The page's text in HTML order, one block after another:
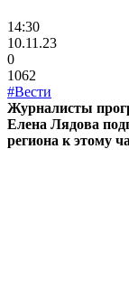
14:30
10.11.23
0
1062
#Вести
Журналисты
Елена Лядова
региона к этому